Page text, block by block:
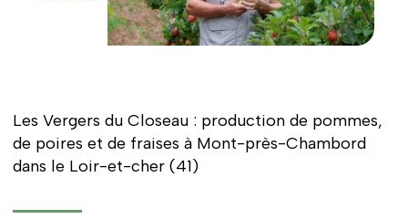
Les Vergers du Closeau : production de pommes,
de poires et de fraises à Mont-près-Chambord
dans le Loir-et-cher (41)